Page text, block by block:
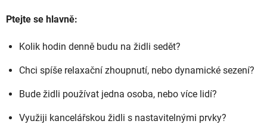
Ptejte se hlavně:
Kolik hodin denně budu na židli sedět?
Chci spíše relaxační zhoupnutí, nebo dynamické sezení?
Bude židli používat jedna osoba, nebo více lidí?
Využiji kancelářskou židli s nastavitelnými prvky?